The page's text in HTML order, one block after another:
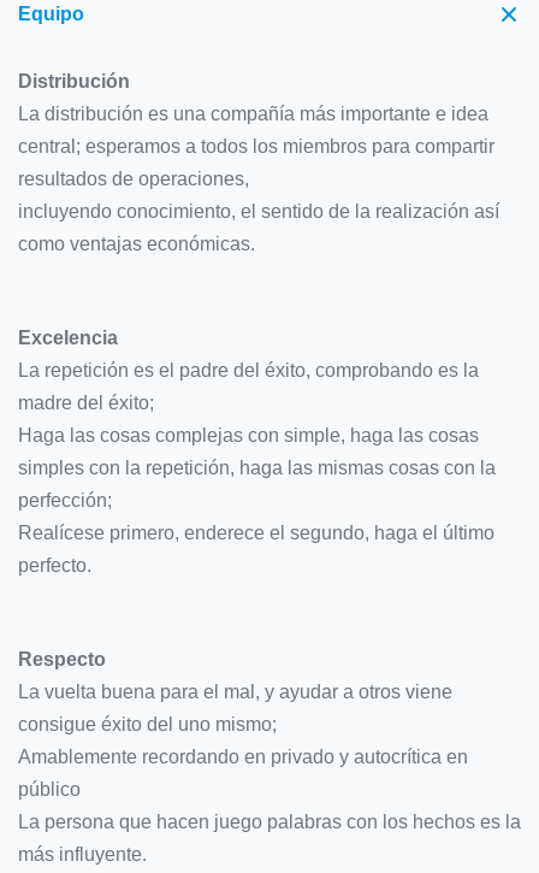
Equipo
Distribución
La distribución es una compañía más importante e idea
central; esperamos a todos los miembros para compartir
resultados de operaciones,
incluyendo conocimiento, el sentido de la realización así
como ventajas económicas.
Excelencia
La repetición es el padre del éxito, comprobando es la
madre del éxito;
Haga las cosas complejas con simple, haga las cosas
simples con la repetición, haga las mismas cosas con la
perfección;
Realícese primero, enderece el segundo, haga el último
perfecto.
Respecto
La vuelta buena para el mal, y ayudar a otros viene
consigue éxito del uno mismo;
Amablemente recordando en privado y autocrítica en
público
La persona que hacen juego palabras con los hechos es la
más influyente.